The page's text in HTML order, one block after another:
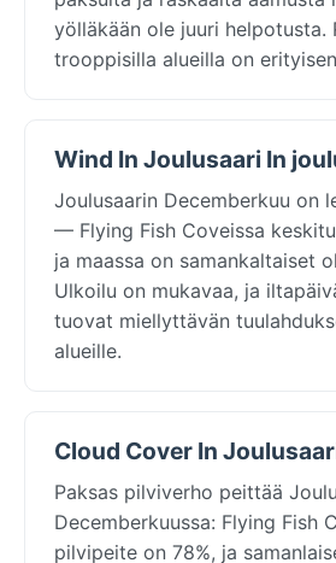
yölläkään ole juuri helpotusta.
trooppisilla alueilla on
Wind In Joulusaari In
Joulusaarin Decemberkuu on
— Flying Fish Coveissa
ja maassa on samankaltaiset
Ulkoilu on mukavaa, ja
tuovat miellyttävän
alueille.
Cloud Cover In
Paksas pilviverho peittää
Decemberkuussa: Flying Fish
pilvipeite on 78%, ja